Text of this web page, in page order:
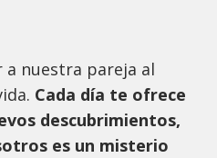
a nuestra pareja al
Cada día te ofrece
descubrimientos,
es un misterio